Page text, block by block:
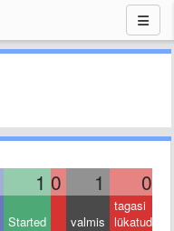
1 0 1 0
Started valmis
tagasi
lükatud